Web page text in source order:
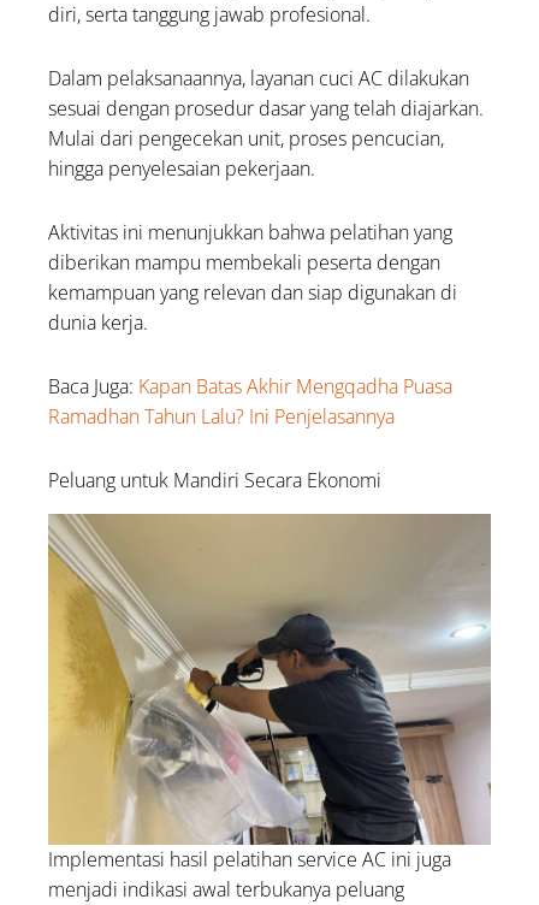
diri, serta tanggung jawab profesional.
Dalam pelaksanaannya, layanan cuci AC dilakukan
sesuai dengan prosedur dasar yang telah diajarkan.
Mulai dari pengecekan unit, proses pencucian,
hingga penyelesaian pekerjaan.
Aktivitas ini menunjukkan bahwa pelatihan yang
diberikan mampu membekali peserta dengan
kemampuan yang relevan dan siap digunakan di
dunia kerja.
Baca Juga: Kapan Batas Akhir Mengqadha Puasa
Ramadhan Tahun Lalu? Ini Penjelasannya
Peluang untuk Mandiri Secara Ekonomi
Implementasi hasil pelatihan service AC ini juga
menjadi indikasi awal terbukanya peluang